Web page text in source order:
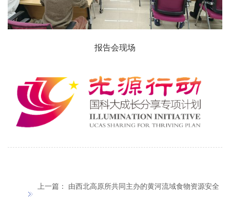
报告会现场
上一篇： 由西北高原所共同主办的黄河流域食物资源安全